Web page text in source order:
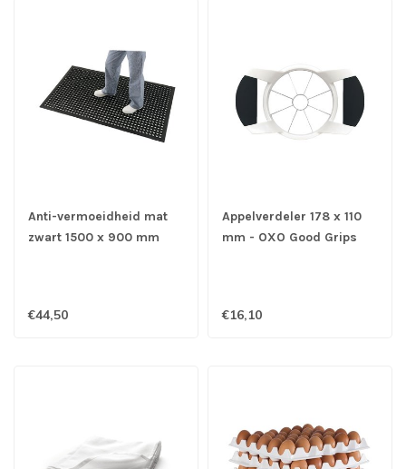
Anti-vermoeidheid mat
zwart 1500 x 900 mm
€44,50
Appelverdeler 178 x 110
mm - OXO Good Grips
€16,10